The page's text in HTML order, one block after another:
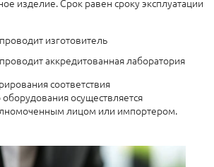
изделие. Срок равен сроку эксплуатации
изготовитель
аккредитованная лаборатория
соответствия
осуществляется
лицом или импортером.